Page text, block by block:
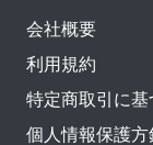
会社概要
利用規約
特定商取引に基
個人情報保護方